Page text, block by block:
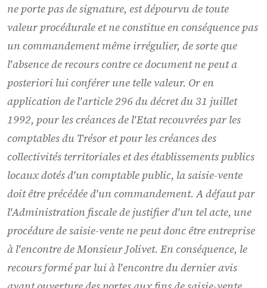
ne porte pas de signature, est dépourvu de toute
valeur procédurale et ne constitue en conséquence pas
un commandement même irrégulier, de sorte que
l'absence de recours contre ce document ne peut a
posteriori lui conférer une telle valeur. Or en
application de l'article 296 du décret du 31 juillet
1992, pour les créances de l'Etat recouvrées par les
comptables du Trésor et pour les créances des
collectivités territoriales et des établissements publics
locaux dotés d'un comptable public, la saisie-vente
doit être précédée d'un commandement. A défaut par
l'Administration fiscale de justifier d'un tel acte, une
procédure de saisie-vente ne peut donc être entreprise
à l'encontre de Monsieur Jolivet. En conséquence, le
recours formé par lui à l'encontre du dernier avis